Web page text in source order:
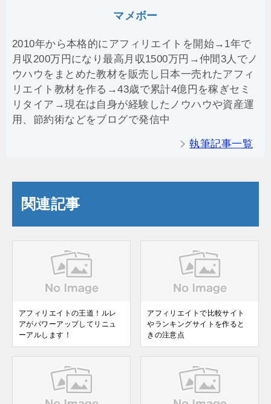
マメボー
2010年から本格的にアフィリエイトを開始→1年で
月収200万円になり最高月収1500万円→仲間3人でノ
ウハウをまとめた教材を販売し日本一売れたアフィ
リエイト教材を作る→43歳で累計4億円を稼ぎセミ
リタイア→現在は自身が経験したノウハウや資産運
用、節約術などをブログで発信中
執筆記事一覧
関連記事
アフィリエイトの王道！ルレ
アがパワーアップしてリニュ
ーアルします！
アフィリエイトで比較サイト
やランキングサイトを作ると
きの注意点